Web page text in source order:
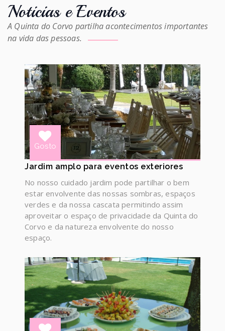
Noticias e Eventos
A Quinta do Corvo partilha acontecimentos importantes
na vida das pessoas.
Gosto
Jardim amplo para eventos exteriores
No nosso cuidado jardim pode partilhar o bem
estar envolvente das nossas sombras, espaços
verdes e da nossa cascata permitindo assim
aproveitar o espaço de privacidade da Quinta do
Corvo e da natureza envolvente do nosso
espaço.